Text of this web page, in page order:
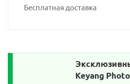
Бесплатная доставка
Keyang